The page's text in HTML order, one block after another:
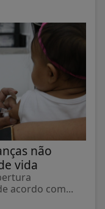
não
vida
acordo com...